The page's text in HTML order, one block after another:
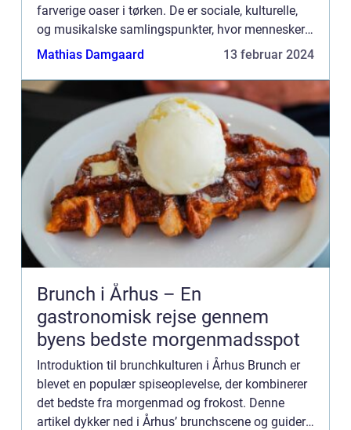
farverige oaser i tørken. De er sociale, kulturelle,
og musikalske samlingspunkter, hvor mennesker
fra alle samfundslag kan mødes og dele
Mathias Damgaard 13 februar 2024
Brunch i Århus – En
gastronomisk rejse gennem
byens bedste morgenmadsspot
Introduktion til brunchkulturen i Århus Brunch er
blevet en populær spiseoplevelse, der kombinerer
det bedste fra morgenmad og frokost. Denne
artikel dykker ned i Århus’ brunchscene og guider